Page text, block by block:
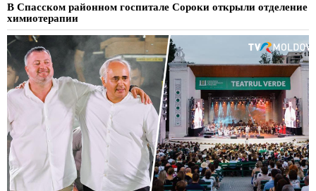
В Спасском районном госпитале Сороки открыли отделение
химиотерапии